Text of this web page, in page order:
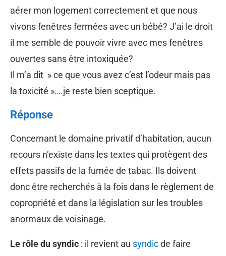
aérer mon logement correctement et que nous
vivons fenêtres fermées avec un bébé? J’ai le droit
il me semble de pouvoir vivre avec mes fenêtres
ouvertes sans être intoxiquée?
Il m’a dit » ce que vous avez c’est l’odeur mais pas
la toxicité »….je reste bien sceptique.
Réponse
Concernant le domaine privatif d’habitation, aucun
recours n’existe dans les textes qui protègent des
effets passifs de la fumée de tabac. Ils doivent
donc être recherchés à la fois dans le règlement de
copropriété et dans la législation sur les troubles
anormaux de voisinage.
Le rôle du syndic : il revient au syndicde faire